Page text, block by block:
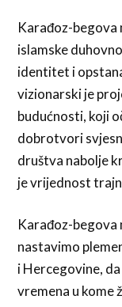
Karađoz-
islamske
identitet i
vizionarski je
budućnosti, koji
dobrotvori
društva nabolje
je vrijednost
Karađoz-begova
nastavimo
i Hercegovine,
vremena u kome